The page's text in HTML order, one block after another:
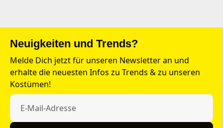
Neuigkeiten und Trends?
Melde Dich jetzt für unseren Newsletter an und
erhalte die neuesten Infos zu Trends & zu unseren
Kostümen!